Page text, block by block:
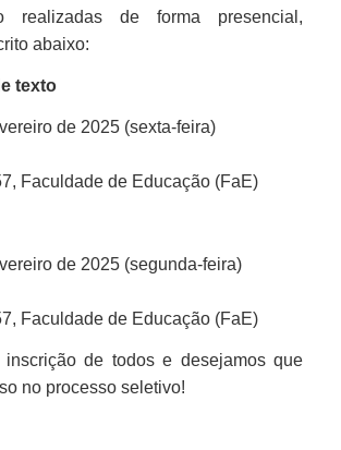
realizadas de forma presencial,
abaixo:
texto
de 2025 (sexta-feira)
Faculdade de Educação (FaE)
de 2025 (segunda-feira)
Faculdade de Educação (FaE)
inscrição de todos e desejamos que
no processo seletivo!